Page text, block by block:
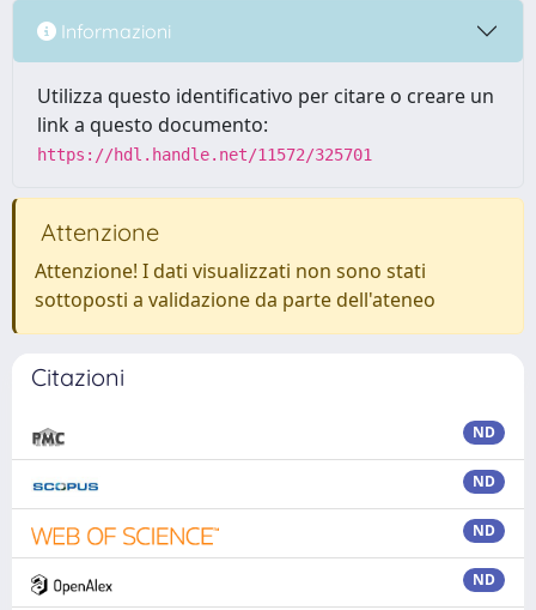
Informazioni
Utilizza questo identificativo per citare o creare un
link a questo documento:
https://hdl.handle.net/11572/325701
Attenzione
Attenzione! I dati visualizzati non sono stati
sottoposti a validazione da parte dell'ateneo
Citazioni
ND
ND
ND
ND